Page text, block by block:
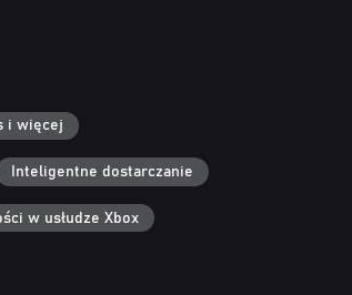
i więcej
Inteligentne dostarczanie
w usłudze Xbox